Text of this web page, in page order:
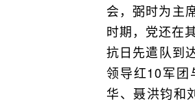
会，弼时为主
时期，党还在
抗日先遣队到
领导红10军团
华、聂洪钧和